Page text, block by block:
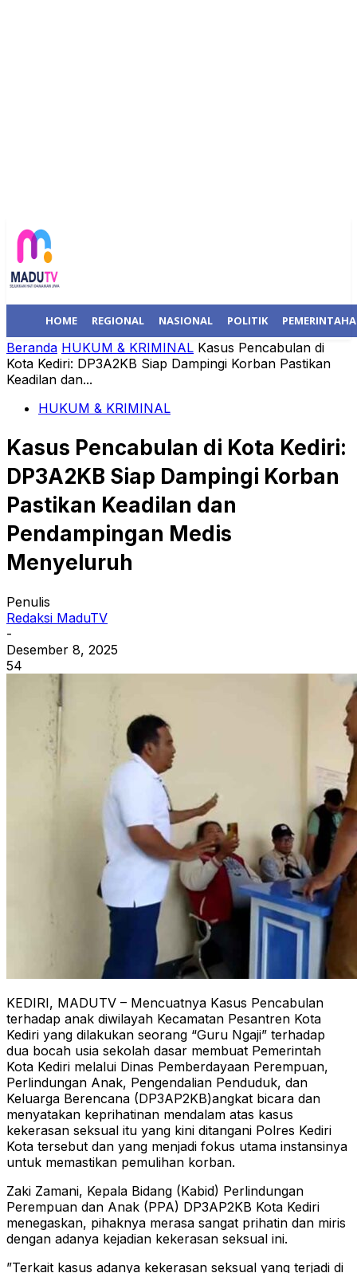
HOME REGIONAL NASIONAL POLITIK
Beranda HUKUM & KRIMINAL Kasus Pencabulan di
Kota Kediri: DP3A2KB Siap Dampingi Korban Pastikan
Keadilan dan...
HUKUM & KRIMINAL
Kasus Pencabulan di Kota Kediri:
DP3A2KB Siap Dampingi Korban
Pastikan Keadilan dan
Pendampingan Medis
Menyeluruh
Penulis
Redaksi MaduTV
-
Desember 8, 2025
54
KEDIRI, MADUTV – Mencuatnya Kasus Pencabulan
terhadap anak diwilayah Kecamatan Pesantren Kota
Kediri yang dilakukan seorang “Guru Ngaji” terhadap
dua bocah usia sekolah dasar membuat Pemerintah
Kota Kediri melalui Dinas Pemberdayaan Perempuan,
Perlindungan Anak, Pengendalian Penduduk, dan
Keluarga Berencana (DP3AP2KB)angkat bicara dan
menyatakan keprihatinan mendalam atas kasus
kekerasan seksual itu yang kini ditangani Polres Kediri
Kota tersebut dan yang menjadi fokus utama instansinya
untuk memastikan pemulihan korban.
​Zaki Zamani, Kepala Bidang (Kabid) Perlindungan
Perempuan dan Anak (PPA) DP3AP2KB Kota Kediri
menegaskan, pihaknya merasa sangat prihatin dan miris
dengan adanya kejadian kekerasan seksual ini.
​”Terkait kasus adanya kekerasan seksual yang terjadi di